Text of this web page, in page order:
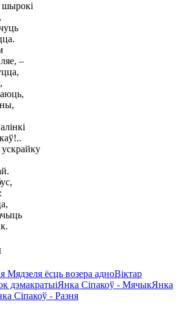
шырокі
–
Мядзеля ёсць возера адноВіктар
дэмакратыіЯнка Сіпакоў - МячыкЯнка
Сіпакоў - Разня